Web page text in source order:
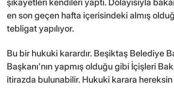
şikayetleri kendileri yaptı. Dolayısıyla
en son geçen hafta içerisindeki almış
tebligat yapılıyor.
Bu bir hukuki karardır. Beşiktaş Belediye
Başkanı'nın yapmış olduğu gibi İçişleri
itirazda bulunabilir. Hukuki karara